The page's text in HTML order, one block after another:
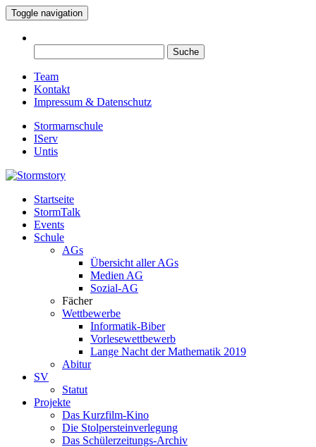
Toggle navigation
nach:
Team
Kontakt
Impressum & Datenschutz
Stormarnschule
IServ
Untis
Stormstory
Eure digitale Schülerzeitung
Startseite
StormTalk
Events
Schule
AGs
Übersicht aller AGs
Medien AG
Sozial-AG
Fächer
Wettbewerbe
Informatik-Biber
Vorlesewettbewerb
Lange Nacht der Mathematik 2019
Abitur
SV
Statut
Projekte
Das Kurzfilm-Kino
Die Stolpersteinverlegung
Das Schülerzeitungs-Archiv